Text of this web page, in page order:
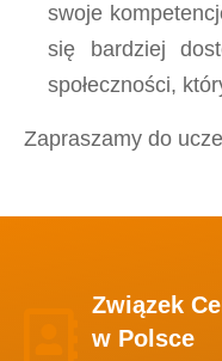
swoje
się bardziej
społeczności,
Zapraszamy do
Związek
w Polsce